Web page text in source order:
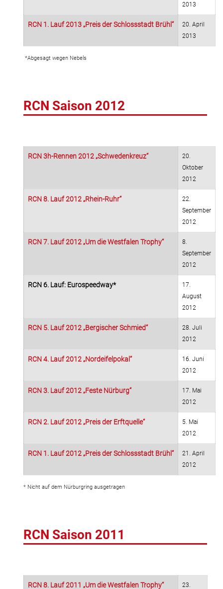
2013
RCN 1. Lauf 2013 „Preis der Schlossstadt Brühl“
20. April
2013
*Abgesagt wegen Nebels
RCN Saison 2012
RCN 3h-Rennen 2012 „Schwedenkreuz“
20.
Oktober
2012
RCN 8. Lauf 2012 „Rhein-Ruhr“
22.
September
2012
RCN 7. Lauf 2012 „Um die Westfalen Trophy“
8.
September
2012
RCN 6. Lauf: Eurospeedway*
17.
August
2012
RCN 5. Lauf 2012 „Bergischer Schmied“
28. Juli
2012
RCN 4. Lauf 2012 „Nordeifelpokal“
16. Juni
2012
RCN 3. Lauf 2012 „Feste Nürburg“
17. Mai
2012
RCN 2. Lauf 2012 „Preis der Erftquelle“
5. Mai
2012
RCN 1. Lauf 2012 „Preis der Schlossstadt Brühl“
21. April
2012
* Nicht auf dem Nürburgring ausgetragen
RCN Saison 2011
RCN 8. Lauf 2011 „Um die Westfalen Trophy“ 23.